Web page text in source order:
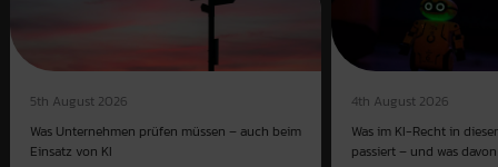
5th August 2026
Was Unternehmen prüfen müssen – auch beim
Einsatz von KI
4th August 2026
Was im KI-Recht in
passiert – und was